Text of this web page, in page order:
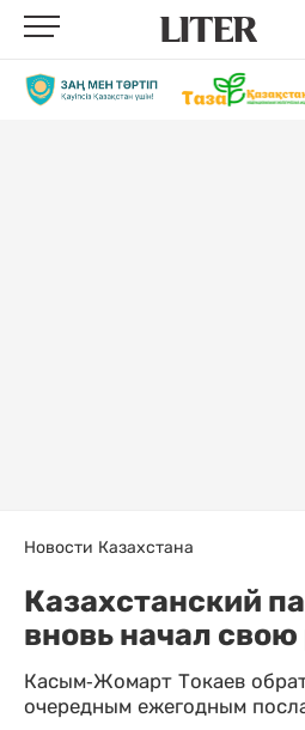
Новости Казахстана
Казахстанский
вновь начал свою
Касым-Жомарт Токаев
очередным ежегодным